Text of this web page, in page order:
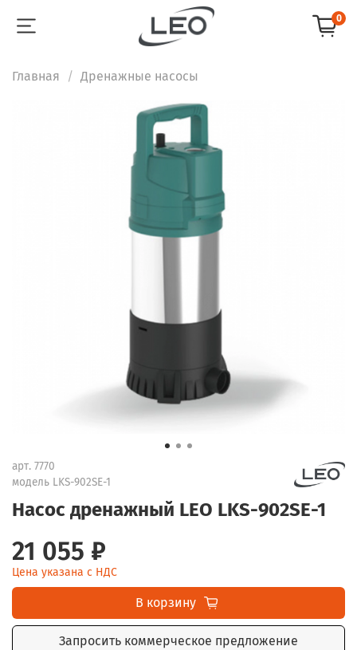
0
Главная Дренажные насосы
арт. 7770
модель LKS-902SE-1
Насос дренажный LEO LKS-902SE-1
21 055 ₽
Цена указана с НДС
В корзину
Запросить коммерческое предложение